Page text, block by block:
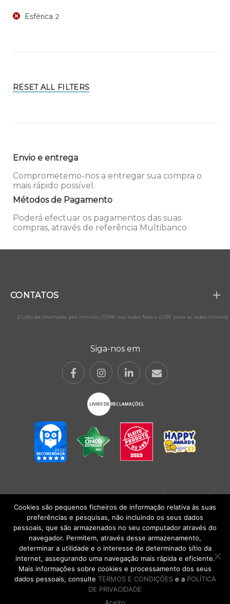
Esférica 2
RESET ALL FILTERS
Envio e entrega
Comprometemo-nos a entregar sua compra o
mais rápido possível.
Métodos de Pagamento
Poderá efectuar os pagamentos das suas
compras, através de referência Multibanco
CONTATOS
(Custo da chamada, por minuto: 0,09€ nas redes fixas e 0,13€ para as redes móveis)
Siga-nos em
POLÍTICA DE PRIVACIDADE|TERMOS E CONDIÇÕESlCONDIÇÕES
GERAIS DE VENDA| Alberto Oculista, SA 2026. Todos os direitos reservados.
Cookies são pequenos ficheiros de informação relativa às suas
preferências e pesquisas, não incluindo os seus dados
pessoais, que são armazenados no seu computador através do
navegador. Permitem, através desse armazenamento,
determinar a utilidade e o interesse de determinado sítio da
internet, assegurando uma navegação mais rápida e eficiente.
Mais informações sobre cookies e processamento dos seus
dados pessoais, consulte TERMOS E CONDIÇÕESe a POLÍTICA
DE PRIVACIDADE